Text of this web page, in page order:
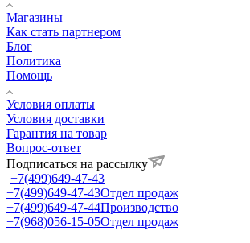
Магазины
Как стать партнером
Блог
Политика
Помощь
Условия оплаты
Условия доставки
Гарантия на товар
Вопрос-ответ
Подписаться на рассылку
+7(499)649-47-43
+7(499)649-47-43Отдел продаж
+7(499)649-47-44Производство
+7(968)056-15-05Отдел продаж